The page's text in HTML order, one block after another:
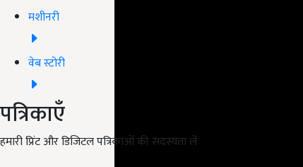
मशीनरी
वेब स्टोरी
पत्रिकाएँ
हमारी प्रिंट और डिजिटल पत्रिकाओं की सदस्यता लें